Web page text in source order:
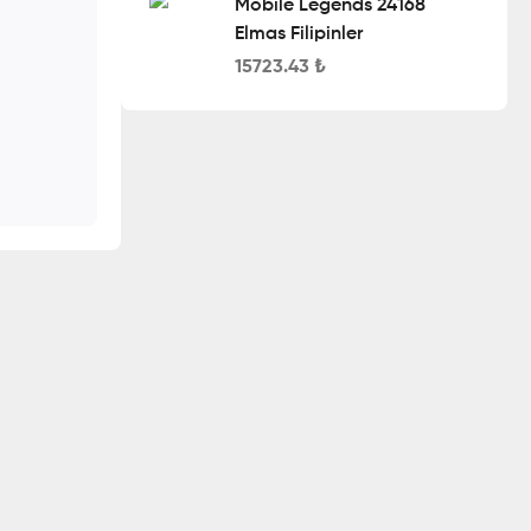
Mobile Legends 24168
Elmas Filipinler
15723.43 ₺